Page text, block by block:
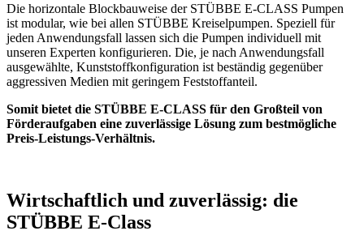
Die horizontale Blockbauweise der STÜBBE E-CLASS Pumpen
ist modular, wie bei allen STÜBBE Kreiselpumpen. Speziell für
jeden Anwendungsfall lassen sich die Pumpen individuell mit
unseren Experten konfigurieren. Die, je nach Anwendungsfall
ausgewählte, Kunststoffkonfiguration ist beständig gegenüber
aggressiven Medien mit geringem Feststoffanteil.
Somit bietet die STÜBBE E-CLASS für den Großteil von
Förderaufgaben eine zuverlässige Lösung zum bestmögliche
Preis-Leistungs-Verhältnis.
Wirtschaftlich und zuverlässig: die
STÜBBE E-Class